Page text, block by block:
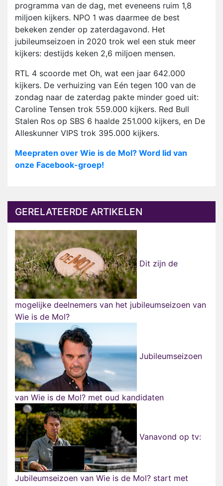
programma van de dag, met eveneens ruim 1,8
miljoen kijkers. NPO 1 was daarmee de best
bekeken zender op zaterdagavond. Het
jubileumseizoen in 2020 trok wel een stuk meer
kijkers: destijds keken 2,6 miljoen mensen.
RTL 4 scoorde met Oh, wat een jaar 642.000
kijkers. De verhuizing van Eén tegen 100 van de
zondag naar de zaterdag pakte minder goed uit:
Caroline Tensen trok 559.000 kijkers. Red Bull
Stalen Ros op SBS 6 haalde 251.000 kijkers, en De
Alleskunner VIPS trok 395.000 kijkers.
Meepraten over Wie is de Mol? Word lid van
onze Facebook-groep!
GERELATEERDE ARTIKELEN
Dit zijn de
mogelijke deelnemers van het jubileumseizoen van
Wie is de Mol?
Jubileumseizoen
van Wie is de Mol? met oud kandidaten
Vanavond op tv:
Jubileumseizoen van Wie is de Mol? start met